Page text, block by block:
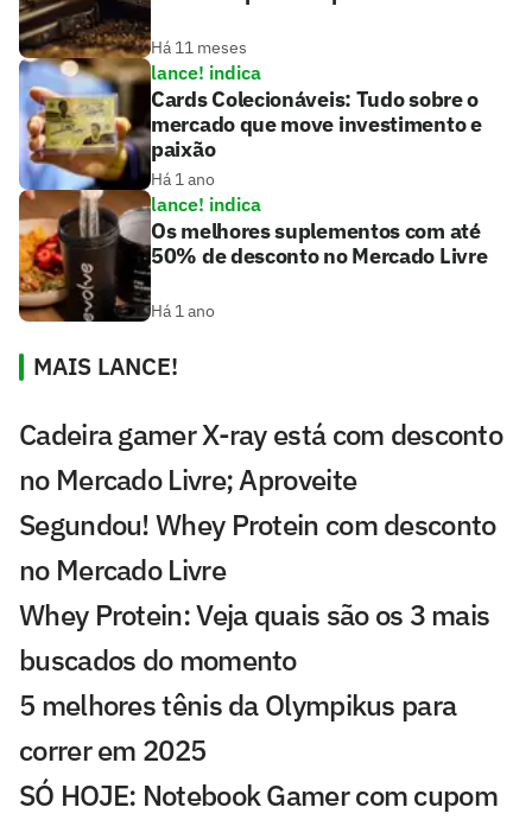
Há 11 meses
lance! indica
Cards Colecionáveis: Tudo sobre o
mercado que move investimento e
paixão
Há 1 ano
lance! indica
Os melhores suplementos com até
50% de desconto no Mercado Livre
Há 1 ano
MAIS LANCE!
Cadeira gamer X-ray está com desconto
no Mercado Livre; Aproveite
Segundou! Whey Protein com desconto
no Mercado Livre
Whey Protein: Veja quais são os 3 mais
buscados do momento
5 melhores tênis da Olympikus para
correr em 2025
SÓ HOJE: Notebook Gamer com cupom